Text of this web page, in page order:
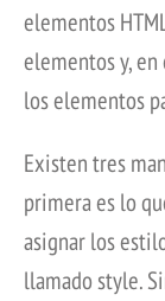
elementos
elementos y, en
los elementos
Existen tres
primera es lo
asignar los
llamado style.